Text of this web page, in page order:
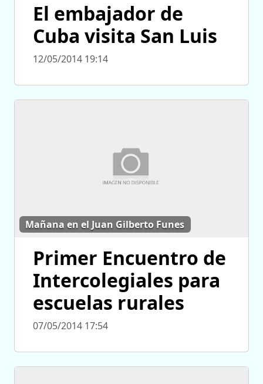
El embajador de
Cuba visita San Luis
12/05/2014 19:14
Mañana en el Juan Gilberto Funes
Primer Encuentro de
Intercolegiales para
escuelas rurales
07/05/2014 17:54